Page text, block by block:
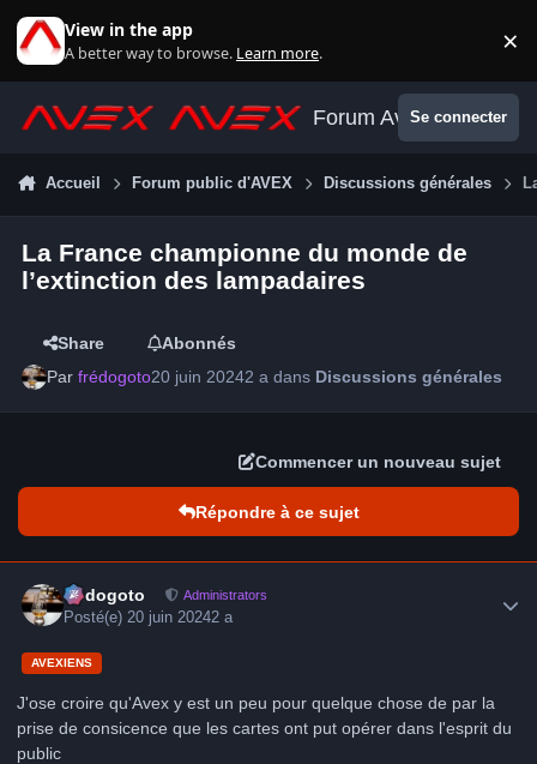
View in the app
A better way to browse. Learn more. ×
Forum AvexSe connecter
Accueil Forum public d'AVEX Discussions générales
La France championne du monde de
l’extinction des lampadaires
Share
Abonnés
Parfrédogoto20 juin 20242 a dans Discussions générales
Commencer un nouveau sujet
Répondre à ce sujet
frédogoto Administrators
Posté(e) 20 juin 20242 a
AVEXIENS
J'ose croire qu'Avex y est un peu pour quelque chose de par la
prise de consicence que les cartes ont put opérer dans l'esprit du
public